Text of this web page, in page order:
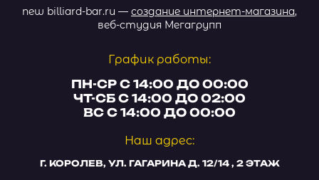
new billiard-bar.ru — создание интернет-магазина,
веб-студия Мегагрупп
График работы:
ПН-СР С 14:00 ДО 00:00
ЧТ-СБ С 14:00 ДО 02:00
ВС С 14:00 ДО 00:00
Наш адрес:
Г. КОРОЛЕВ, УЛ. ГАГАРИНА Д. 12/14 , 2 ЭТАЖ